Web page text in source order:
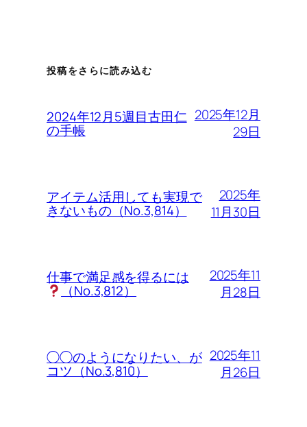
投稿をさらに読み込む
2024年12月5週目古田仁
の手帳
2025年12月
29日
アイテム活用しても実現で
きないもの（No.3,814）
2025年
11月30日
仕事で満足感を得るには
（No.3,812）
2025年11
月28日
◯◯のようになりたい、が
コツ（No.3,810）
2025年11
月26日